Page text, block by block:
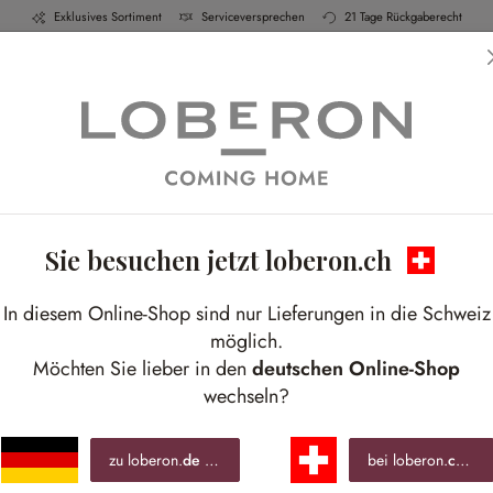
Exklusives Sortiment Serviceversprechen 21 Tage Rückgaberecht
Küche Schlafen Bad
Shop The Look
Schlafen Bad
Sie besuchen jetzt loberon.ch
In diesem Online-Shop sind nur Lieferungen in die Schweiz
möglich.
Möchten Sie lieber in den deutschen Online-Shop
wechseln?
zu loberon.de bei loberon.ch